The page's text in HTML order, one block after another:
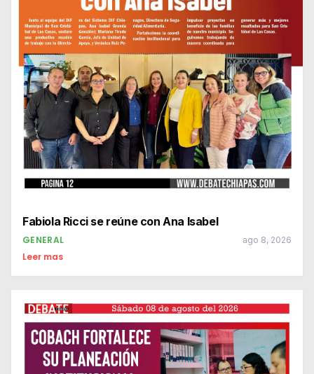
Fabiola Ricci se reúne con Ana Isabel
GENERAL ago 8, 2026
Leer mas